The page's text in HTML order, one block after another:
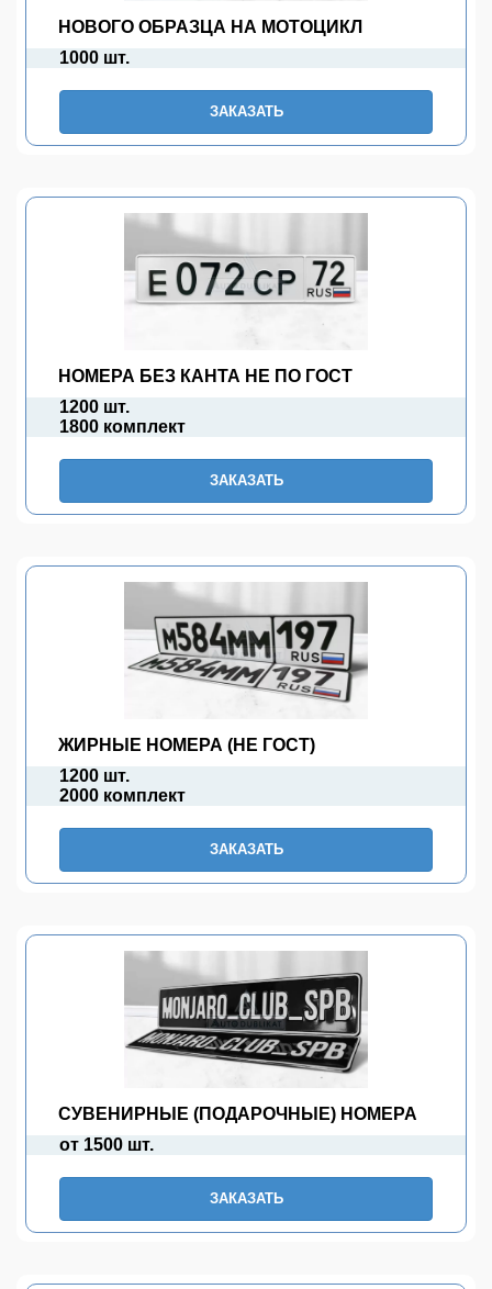
НОВОГО ОБРАЗЦА НА МОТОЦИКЛ
1000 шт.
ЗАКАЗАТЬ
НОМЕРА БЕЗ КАНТА НЕ ПО ГОСТ
1200 шт.
1800 комплект
ЗАКАЗАТЬ
ЖИРНЫЕ НОМЕРА (НЕ ГОСТ)
1200 шт.
2000 комплект
ЗАКАЗАТЬ
СУВЕНИРНЫЕ (ПОДАРОЧНЫЕ) НОМЕРА
от 1500 шт.
ЗАКАЗАТЬ